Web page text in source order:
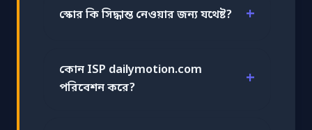
স্কোর কি সিদ্ধান্ত নেওয়ার জন্য যথেষ্ট?
কোন ISP dailymotion.com
পরিবেশন করে?